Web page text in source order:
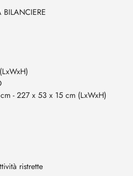
- 227 x 53 x 15 cm (LxWxH)
ristrette